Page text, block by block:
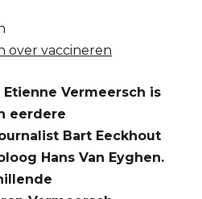
over vaccineren
Vermeersch is
eerdere
Bart Eeckhout
Hans Van Eyghen.